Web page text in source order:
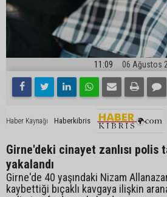
11:09 06 Ağustos
Haber Kaynağı Haberkibris
Girne'deki cinayet zanlısı polis
yakalandı
Girne'de 40 yaşındaki Nizam
kaybettiği bıçaklı kavgaya ilişkin